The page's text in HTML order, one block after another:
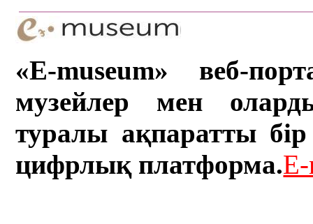
«E-museum» веб-
музейлер мен
туралы ақпаратты бір
цифрлық платформа.